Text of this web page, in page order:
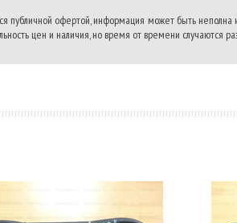
офертой, информация может быть неполна
цен и наличия, но время от времени случаются